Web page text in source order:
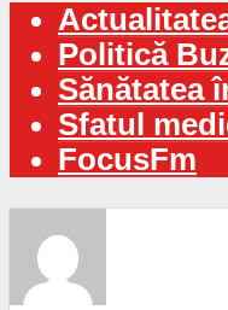
Politică
Sănătatea
Sfatul
FocusFm